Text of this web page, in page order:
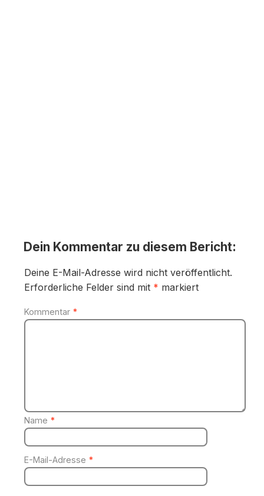
Dein Kommentar zu diesem Bericht:
Deine E-Mail-Adresse wird nicht veröffentlicht.
Erforderliche Felder sind mit * markiert
Kommentar *
Name *
E-Mail-Adresse *